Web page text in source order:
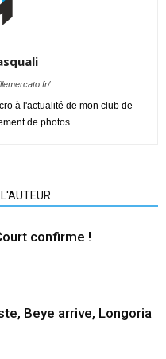
à l'actualité de mon club de
de photos.
confirme !
Beye arrive, Longoria